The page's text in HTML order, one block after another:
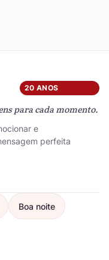
20 ANOS
para cada momento.
e
perfeita
Boa noite